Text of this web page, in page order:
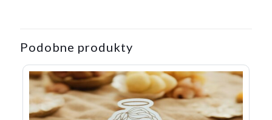
Podobne produkty